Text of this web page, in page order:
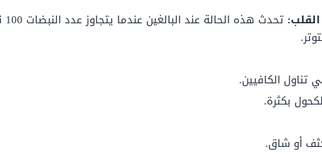
تحدث هذه الحالة عند البالغين عندما يتجاوز عدد النبضات 100 نبضة في الدقيقة، وأسبابها كالتالي:
تناول الكافيين.
بكثرة.
أو شاق.